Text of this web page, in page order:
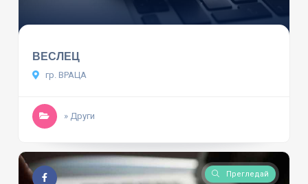
ВЕСЛЕЦ
гр. ВРАЦА
» Други
Прегледай